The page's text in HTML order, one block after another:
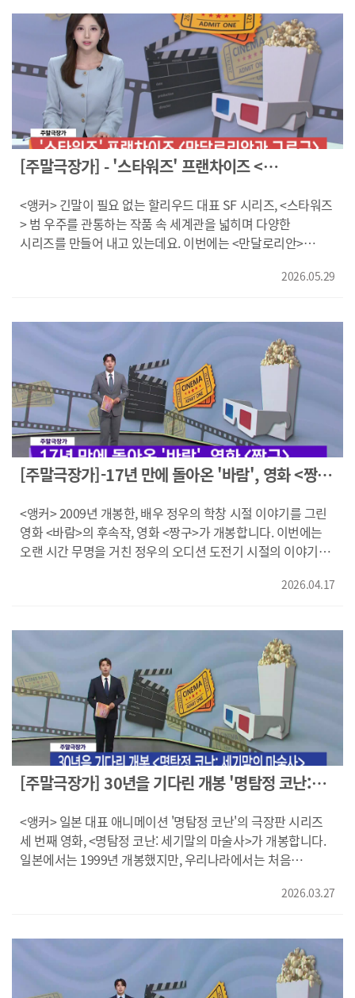
있습니다. "페가수스는 녀석들한테 붙잡혔어/빨리 구하러 가면
되잖아!/그 고튼한테서 페가수스를 되찾는다고?/그런 걸 할 수
있을 리가 없잖아!" 전투력 제로! 귀여움이 무기인 '드림
애니멀즈'는 절체절명의 위기를 극복하고, 과자세계를 구할 수
있을까요? 귀여움으로 무장한 녀석들의 대책 없는 모험!
애니메이션 영화 <드림 애니멀즈: 더무비>였습니다. 영상편집:
오현희 영상제공: 소니픽처스코리아, (주)엣나인필름, (주)NEW
야생곰의 소행 같아요." 리조트 건설을 위해 숲을 무분별하게
파헤치자, 야생곰이 나타나 인간을 무차별 사냥하게 된 건데요.
"추적할 수 있겠어?/할 수 있는 사람을 알고 있어/절대 우릴
도와주려 하지 않을 걸요./이유 없이 죽이는 거야/당신의
도움이 필요해요/구역 비우고/ 수색 정지해/여긴 이제 녀석의
영역이야/어떻게 할 거예요?/어떻게든 처리해야죠." 전직
정예병이자 사냥꾼 조 리건이 마을을 구하기 위해 나서는데요.
과연 이들은, 탐욕이 불러온 숲의 포식자로부터 살아남을 수
있을까요? 영화 <베어 헌트: 피의 추격>였습니다. ---- 모든
것을 뒤로하고, 자유를 찾아 남한 사회에 도착한 탈북 여성
'혜선'. 자유를 향한 그녀의 여정에는 대가가 따르는데요.
"조사는 잘 끝났고요/대한민국 국민이 된 걸 축하드립니다/
내일 하나원으로 이동하실 거예요/하나원은 여러분에게
한국에서의 첫 집이 될 겁니다/가장 막막했던 순간들에/엄마가
싸우고, 포기와 순응을 요구하는 현대사회에서 자신의 자리를
흔들리지만, 그녀는 이곳에서 행복해지고 싶습니다. 덴마크
감독이 그려낸 새터민의 삶, 영화 <하나 코리아>였습니다.
영상편집: 오현희 영상제공: 월트디즈니 컴퍼니 코리아, ㈜
누리픽쳐스, ㈜트리플픽쳐스
것을 발견한 '서진'! 모두가 자살이라 하지만, '서진'은 무언가
잘못됐음을 직감합니다. 아무도 자살이 아니라는 자신의 말을
믿어주지 않자, 직접 진실을 좇기 시작하는데요. 그녀도
유전병으로 점차 시력을 잃어가고, 서서히 드러나는 실체는 더
깊은 혼란 속으로 빠져듭니다. "빨리 범인 찾아야죠/더 안
보이기 전에/아니 아무도 내 말을 안 믿어 주는데/어떻게
그만해요/ 집착이에요/본인 욕심/저 좀 도와주세요." 보이지
않는 공포 속 어둠보다 무서운 진실, 서스펜스 스릴러 영화 <
눈동자>였습니다. ------- "이게 이 신사의 도리이였구나/
같네/카미카쿠시/일본에서는 영문도 모른 채 갑자기 사라지는
것을/카미카쿠스라고 말하거든." 고베의 산속에 자리한
폐신사에서, 한일 문화 교류 프로젝트에 참가했던 대학생들이
알 수 없는 악몽에 시달리던 박수무당 '명진'은 대학 후배
싫어/신선한 몸이 좋아/대체 네가 원하는 게 뭐야?" 한국의
무속과 일본의 괴담이 만나 선사하는 공포! 영화 <신사: 악귀의
속삭임>였습니다. ---- 태권도 국가대표를 꿈꾸는‘도준' 하지만,
필리핀에서 성공한 사업가인 엄마가 도박 중독에 빠지고, 결국
납치까지 당하는데요. 그 배후는 피도 눈물도 없는 필리핀 최대
범죄 조직입니다! "차동철이라는 사람인데, 필리핀에서 돈
되는 건 다 해/아무도 없어요?/알잖아?/안 갚으면 어떻게
되는지" 도박 중독에 빠진 엄마를 향한 원망 큰 '도준'이지만
주어진 48시간 이내에 엄마를 구하기 위해 목숨을 건 싸움을
나서게 되는데요. "좋게 얘기하니까/말을 안 들어 X먹네/
무서울 거야 지금 상황이/아니/너 같은 XX들 하나도 안 무서워/
내가 찾을 거야" 필리핀을 누비는 태권도 액션 영화 <납치
48시간>이었습니다. 영상편집: 오현희 영상제공: (주)
바이포엠스튜디오, ㈜로아앤코홀딩스, ㈜누리픽쳐스}
[주말극장가] - '스타워즈' 프랜차이즈 <
<앵커> 긴말이 필요 없는 할리우드 대표 SF 시리즈, <스타워즈
> 범 우주를 관통하는 작품 속 세계관을 넓히며 다양한
시리즈를 만들어 내고 있는데요. 이번에는 <만달로리안>
않았든, 새로운 경험을 선사할, 새로운 별의 전쟁...화면으로
자린'과 그의 유일무이한 파트너 '그로구' 이 최강 듀오는 신
공화국의 장교 '워드 대령'으로부터 비밀 임무를 제안받고
우주를 넘나드는 위험한 여정에 나섭니다. (제국이여 영원하라/
네 카드에서 악당을 전부 제거해 주지/중요한 건 복수가 아냐/
중요한 건 또 다른 전쟁을 막는 거야/꽉 잡아) 누구의 도움도
기대할 수 없는 상황 속에서, '딘 자린'은 '그로구'가 스스로를
지킬 수 있도록 훈련하고 '그로구'는 '딘 자린'과 호흡을 맞추며
점차 성장해 가는데요. 전쟁의 위기 속, 둘은 예측하지 못한
위험에 휘말리고 '그로구'는 '딘 자린'을 지키기 위해 잠재된
영화 <만달로리안과 그로구>였습니다. ------- ("저는 전천당
주인 홍자라고 합니다."} 간절한 소원과 행운의 동전을 지닌
사람 앞에만 나타나는 신비한 과자 가게 ‘전천당’. ‘전천당’ 주인
엄마를 낫게 해주고 싶은 학생부터 강한 힘을 얻고 싶은 학생,
숨겨진 욕망과 흑심이/이 화양당의 요미를 불러들인 거야/
과자를 어떻게 사용할지는/주인 마음이니까요/맞아요.) 질투와
욕망을 파는 과자 가게 ‘화앙당’의 주인 ‘요미’가 나타나면서
거부할 수 없는 제안을 건네기 시작하는데요. ("행운의 기회는
공평합니다/그래서 누구에게나 행운은 존재하지요.") 과자
하나에 운명이 뒤바뀌는 마법같은 이야기, 영화 <이상한 과자
가게 전천당>이었습니다. ---- 가구점을 운영하는 '클락'은
수상한 기운에 휩싸인 정체불명의 공간 백룸을 발견하는데요.
("어떤 장소를 찾았어요/이봐요/거기 누구예요?) 백룸에
들어가 그곳을 둘러보던 중 이상한 경험을 하게 되고 백룸에
대한 얘기를 '메리 클라인' 박사에게 털어놓고, 방의 비밀을
캐낼 계획을 세웁니다. ("찍고 있지?/네/좋아, 날 따라와/클락,
이게 다 뭐예요?/그걸 알아보려는 거야/여길 매일 밤 왔는데/
대한 진실을 파헤치는 가운데 '메리 클라인' 박사, 역시 백룸에
익숙한 공간, 공포 영화 <백룸>이었습니다. 영상제공:
2026.05.29
[주말극장가]-17년 만에 돌아온 '바람', 영화 <짱구
<앵커> 2009년 개봉한, 배우 정우의 학창 시절 이야기를 그린
영화 <바람>의 후속작, 영화 <짱구>가 개봉합니다. 이번에는
오랜 시간 무명을 거친 정우의 오디션 도전기 시절의 이야기를
판권 시장에서 화제를 모든 <바람>처럼 팬들의 지지를 받을 수
되고 싶어 서울에서 자취를 하게 된 부산 사나이 짱구.
전깃세도 못 낼 만큼 팍팍한 서울살이에서 되는 일은 좀처럼
밀립니다. 짱구는 넘어지면 털고 일어나고 쪽팔리면 더 크게
웃는데요. 인생이 뜻대로 안 풀릴 때는 이렇게 버티는 것도
방법이라 생각합니다. 돌아온 짱구의 바람은 이루어질까요?
영화 <짱구>였습니다. ------- 어느 날, 이집트 특파원 ‘찰리’의
어린 딸 ‘케이티’가 집 마당에서 흔적도 없이 사라지는데요.
그리고 8년 후... '케이티'가 돌아 왔습니다. 죽은 줄로만 알았던
모습으로 발견된 겁니다. 가족은 충격 속에서도 돌아온 딸의
회복을 위해 애쓰지만, 일상엔 기이한 현상이 잇따르고
‘케이티’의 행동은 점점 더 섬뜩해져 가는데요. 실종을 둘러싼
공포와 마주하게 되는, 영화 <리 크로닌의 미이라>였습니다. --
은행 강도 사건을 제압하기 위해 동료들과 함께 출동하는데요.
뜻밖에도 동료들에게 포위당한 '율리시스' 의 눈앞에 평범해
보이던 ‘노멀’ 마을의 숨겨진 비밀이 서서히 모습을 드러내기
2026.04.17
[주말극장가] 30년을 기다린 개봉 '명탐정 코난:
<앵커> 일본 대표 애니메이션 '명탐정 코난'의 극장판 시리즈
세 번째 영화, <명탐정 코난: 세기말의 마술사>가 개봉합니다.
일본에서는 1999년 개봉했지만, 우리나라에서는 처음
코난'을 화면으로 확인해 보시죠! ---- ("오늘 밤 12시에
러시아 로마노프 왕조의 유산, 세기말 최후의 보물 '메모리즈
훔치는 데 성공합니다. 하지만, 정체불명의 누군가에게
저격당해 행방불명되는데요. ("위험해!/강도단이 있는데/그
2026.03.27